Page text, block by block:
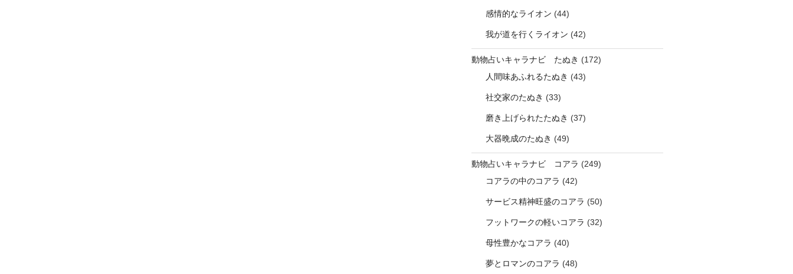
感情的なライオン (44)
我が道を行くライオン (42)
動物占いキャラナビ たぬき (172)
人間味あふれるたぬき (43)
社交家のたぬき (33)
磨き上げられたたぬき (37)
大器晩成のたぬき (49)
動物占いキャラナビ コアラ (249)
コアラの中のコアラ (42)
サービス精神旺盛のコアラ (50)
フットワークの軽いコアラ (32)
母性豊かなコアラ (40)
夢とロマンのコアラ (48)